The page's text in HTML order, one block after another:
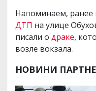
Напоминаем,
ДТП на улице
писали о драке,
возле вокзала.